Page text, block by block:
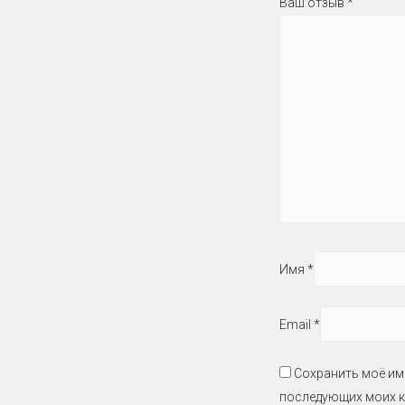
Имя *
Email *
Сохранить моё
последующих моих